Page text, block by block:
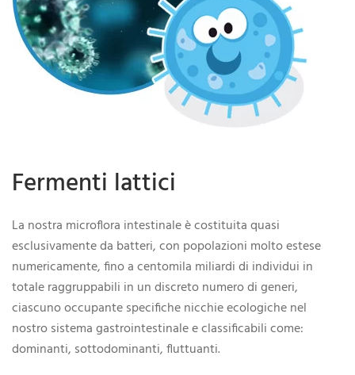
Fermenti lattici
La nostra microflora intestinale è costituita quasi
esclusivamente da batteri, con popolazioni molto estese
numericamente, fino a centomila miliardi di individui in
totale raggruppabili in un discreto numero di generi,
ciascuno occupante specifiche nicchie ecologiche nel
nostro sistema gastrointestinale e classificabili come:
dominanti, sottodominanti, fluttuanti.